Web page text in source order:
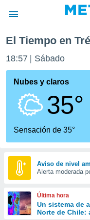
de
por
que se
calidad.
a este
las
y
forma
digital
basada
El Tiempo en
18:57 Sábado
Nubes y claros
35°
Sensación de 35°
Aviso de nivel
Alerta moderada
Última hora
Un sistema de
Norte de Chile: